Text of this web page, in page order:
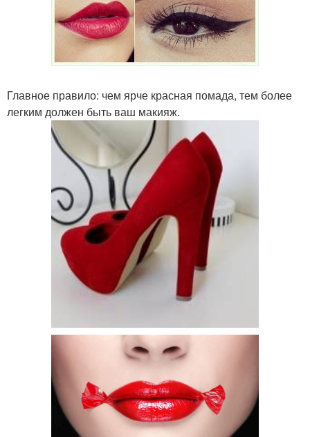
Главное правило: чем ярче красная помада, тем более
легким должен быть ваш макияж.